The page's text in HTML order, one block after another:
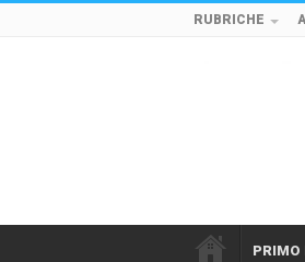
RUBRICHE
PRIMO